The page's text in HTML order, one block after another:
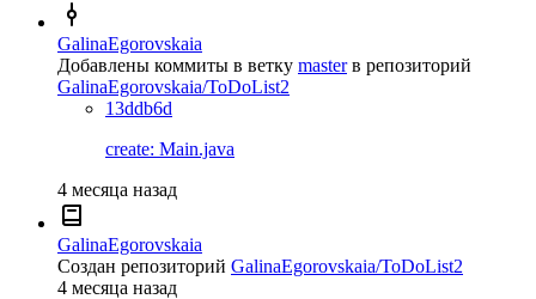
GalinaEgorovskaia
Добавлены коммиты в ветку master в репозиторий
GalinaEgorovskaia/ToDoList2
13ddb6d
create: Main.java
4 месяца назад
GalinaEgorovskaia
Создан репозиторий GalinaEgorovskaia/ToDoList2
4 месяца назад